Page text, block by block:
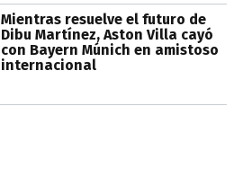
Mientras resuelve el futuro de
Dibu Martínez, Aston Villa cayó
con Bayern Múnich en amistoso
internacional